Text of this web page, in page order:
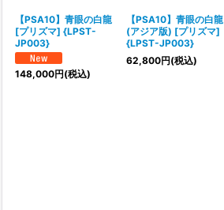
【PSA10】青眼の白龍
[プリズマ] {LPST-
JP003}
148,000円(税込)
【PSA10】青眼の白龍
(アジア版) [プリズマ]
{LPST-JP003}
62,800円(税込)